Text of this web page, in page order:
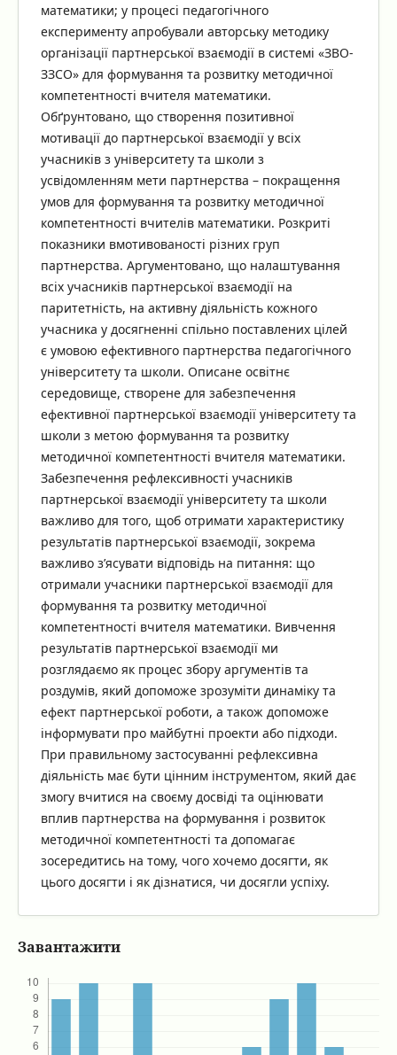
математики; у процесі педагогічного
експерименту апробували авторську методику
організації партнерської взаємодії в системі «ЗВО-
ЗЗСО» для формування та розвитку методичної
компетентності вчителя математики.
Обґрунтовано, що створення позитивної
мотивації до партнерської взаємодії у всіх
учасників з університету та школи з
усвідомленням мети партнерства – покращення
умов для формування та розвитку методичної
компетентності вчителів математики. Розкриті
показники вмотивованості різних груп
партнерства. Аргументовано, що налаштування
всіх учасників партнерської взаємодії на
паритетність, на активну діяльність кожного
учасника у досягненні спільно поставлених цілей
є умовою ефективного партнерства педагогічного
університету та школи. Описане освітнє
середовище, створене для забезпечення
ефективної партнерської взаємодії університету та
школи з метою формування та розвитку
методичної компетентності вчителя математики.
Забезпечення рефлексивності учасників
партнерської взаємодії університету та школи
важливо для того, щоб отримати характеристику
результатів партнерської взаємодії, зокрема
важливо з’ясувати відповідь на питання: що
отримали учасники партнерської взаємодії для
формування та розвитку методичної
компетентності вчителя математики. Вивчення
результатів партнерської взаємодії ми
розглядаємо як процес збору аргументів та
роздумів, який допоможе зрозуміти динаміку та
ефект партнерської роботи, а також допоможе
інформувати про майбутні проекти або підходи.
При правильному застосуванні рефлексивна
діяльність має бути цінним інструментом, який дає
змогу вчитися на своєму досвіді та оцінювати
вплив партнерства на формування і розвиток
методичної компетентності та допомагає
зосередитись на тому, чого хочемо досягти, як
цього досягти і як дізнатися, чи досягли успіху.
Завантажити